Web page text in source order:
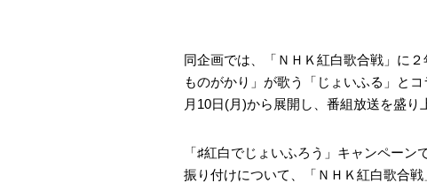
同企画では、「ＮＨＫ紅白歌合戦」に
ものがかり」が歌う「じょいふる」と
月10日(月)から展開し、番組放送を盛り
「♯紅白でじょいふろう」キャンペー
振り付けについて、「ＮＨＫ紅白歌合戦